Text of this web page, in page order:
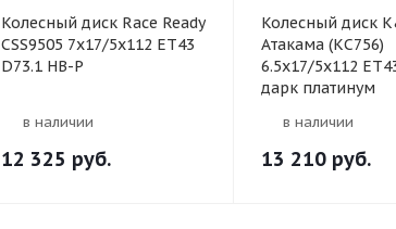
Колесный диск Race Ready
CSS9505 7x17/5x112 ET43
D73.1 HB-P
в наличии
12 325 руб.
Колесный диск
Атакама (КС756)
6.5x17/5x112
дарк платинум
в наличии
13 210 руб.